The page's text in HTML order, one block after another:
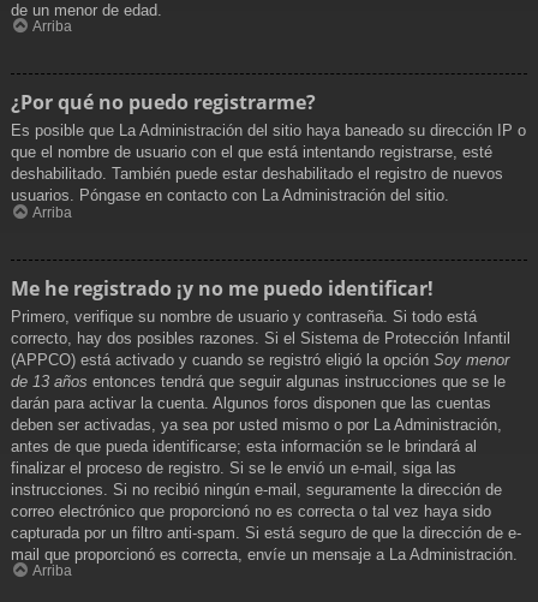
de un menor de edad.
Arriba
¿Por qué no puedo registrarme?
Es posible que La Administración del sitio haya baneado su dirección IP o
que el nombre de usuario con el que está intentando registrarse, esté
deshabilitado. También puede estar deshabilitado el registro de nuevos
usuarios. Póngase en contacto con La Administración del sitio.
Arriba
Me he registrado ¡y no me puedo identificar!
Primero, verifique su nombre de usuario y contraseña. Si todo está
correcto, hay dos posibles razones. Si el Sistema de Protección Infantil
(APPCO) está activado y cuando se registró eligió la opción Soy menor
de 13 años entonces tendrá que seguir algunas instrucciones que se le
darán para activar la cuenta. Algunos foros disponen que las cuentas
deben ser activadas, ya sea por usted mismo o por La Administración,
antes de que pueda identificarse; esta información se le brindará al
finalizar el proceso de registro. Si se le envió un e-mail, siga las
instrucciones. Si no recibió ningún e-mail, seguramente la dirección de
correo electrónico que proporcionó no es correcta o tal vez haya sido
capturada por un filtro anti-spam. Si está seguro de que la dirección de e-
mail que proporcionó es correcta, envíe un mensaje a La Administración.
Arriba